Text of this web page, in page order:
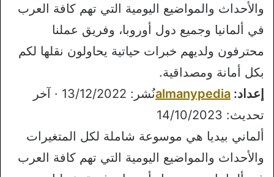
والأحداث والمواضيع اليومية التي تهم كافة العرب
في ألمانيا وجميع دول أوروبا، وفريق عملنا
محترفون ولديهم خبرات حياتية يحاولون نقلها لكم
بكل أمانة ومصداقية.
إعداد: almanypedia
نُشر: 13/12/2022 · آخر
تحديث: 14/10/2023
ألماني بيديا هي موسوعة شاملة لكل المتغيرات
والأحداث والمواضيع اليومية التي تهم كافة العرب